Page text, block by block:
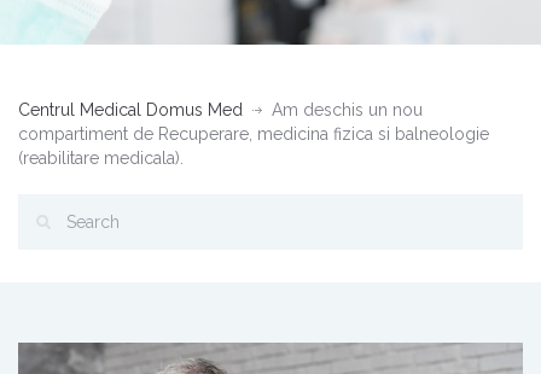
Centrul Medical Domus Med
Am deschis un nou
compartiment de Recuperare, medicina fizica si balneologie
(reabilitare medicala).